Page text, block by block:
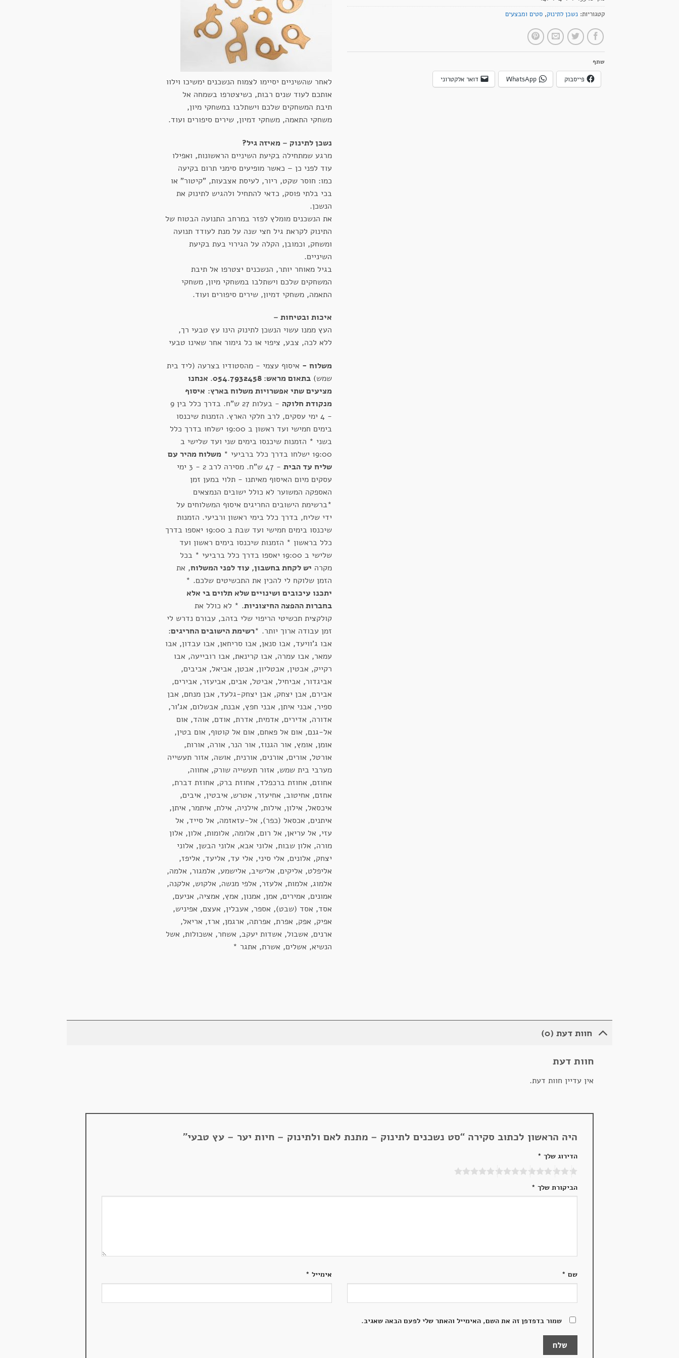
קטגוריות: נשכן לתינוק, סטים ומבצעים
שתף
פייסבוק WhatsApp דואר אלקטרוני
לאחר שהשיניים יסיימו לצמוח הנשכנים ימשיכו וילוו
אותכם לעוד שנים רבות, כשיצטרפו בשמחה אל
תיבת המשחקים שלכם וישתלבו במשחקי מיון,
משחקי התאמה, משחקי דמיון, שירים סיפורים ועוד.
נשכן לתינוק – מאיזה גיל?
מרגע שמתחילה בקיעת השיניים הראשונות, ואפילו
עוד לפני כן – כאשר מופיעים סימני תרום בקיעה
כמו: חוסר שקט, ריור, לעיסת אצבעות, "קיטור" או
בכי בלתי פוסק, כדאי להתחיל ולהגיש לתינוק את
הנשכן.
את הנשכנים מומלץ לפזר במרחב התנועה הבטוח של
התינוק לקראת גיל חצי שנה על מנת לעודד תנועה
ומשחק, וכמובן, הקלה על הגירוי בעת בקיעת
השיניים.
בגיל מאוחר יותר, הנשכנים יצטרפו אל תיבת
המשחקים שלכם וישתלבו במשחקי מיון, משחקי
התאמה, משחקי דמיון, שירים סיפורים ועוד.
איכות ובטיחות –
העץ ממנו עשוי הנשכן לתינוק הינו עץ טבעי רך,
ללא לכה, צבע, ציפוי או כל גימור אחר שאינו טבעי
משלוח - איסוף עצמי - מהסטודיו בצרעה (ליד בית
שמש) בתאום מראש: 054.7932458 . אנחנו
מציעים שתי אפשרויות משלוח בארץ: איסוף
מנקודת חלוקה
- בעלות 27 ש"ח. בדרך כלל בין 9
- 4 ימי עסקים, לרב חלקי הארץ. הזמנות שיכנסו
בימים חמישי ועד ראשון ב 19:00 ישלחו בדרך כלל
בשני * הזמנות שיכנסו בימים שני ועד שלישי ב
19:00 ישלחו בדרך כלל ברביעי *
משלוח מהיר עם
שליח עד הבית
- 47 ש"ח. מסירה לרב 2 - 3 ימי
עסקים מיום האיסוף מאיתנו - תלוי במען זמן
האספקה המשוער לא כולל ישובים הנמצאים
*ברשימת הישובים החריגים איסוף המשלוחים על
ידי שליח, בדרך כלל בימי ראשון ורביעי. הזמנות
שיכנסו בימים חמישי ועד שבת ב 19:00 יאספו בדרך
כלל בראשון * הזמנות שיכנסו בימים ראשון ועד
שלישי ב 19:00 יאספו בדרך כלל ברביעי * בכל
מקרה יש לקחת בחשבון, עוד לפני המשלוח, את
הזמן שלוקח לי להכין את התכשיטים שלכם. *
יתכנו עיכובים ושינויים שלא תלוים בי אלא
בחברות ההפצה החיצוניות. * לא כולל את
קולקצית תכשיטי הריפוי שלי בזהב, עבורם נדרש לי
זמן עבודה ארוך יותר. *רשימת הישובים החריגים:
אבו ג'וויעד, אבו סנאן, אבו סריחאן, אבו עבדון, אבו
עמאר, אבו עמרה, אבו קרינאת, אבו רובייעה, אבו
רקייק, אבטין, אבטליון, אבטן, אביאל, אביבים,
אביגדור, אביחיל, אביטל, אבים, אביעזר, אבירים,
אבירם, אבן יצחק, אבן יצחק-גלעד, אבן מנחם, אבן
ספיר, אבני איתן, אבני חפץ, אבנת, אבשלום, אג'ור,
אדורה, אדירים, אדמית, אדרת, אודם, אוהד, אום
אל-גנם, אום אל פאחם, אום אל קוטוף, אום בטין,
אומן, אומץ, אור הגנוז, אור הנר, אורה, אורות,
אורטל, אורים, אורנים, אורנית, אושה, אזור תעשייה
מערבי בית שמש, אזור תעשייה שורק, אחווה,
אחוזם, אחוזת ברכפלד, אחוזת ברק, אחוזת דברת,
אחזם, אחיטוב, אחיעזר, אטרש, איבטין, איבים,
איכסאל, אילון, אילות, אילניה, אילת, איתמר, איתן,
איתנים, אכסאל (כפר), אל-עזאזמה, אל סייד, אל
עזי, אל עריאן, אל רום, אלומה, אלומות, אלון, אלון
מורה, אלון שבות, אלוני אבא, אלוני הבשן, אלוני
יצחק, אלונים, אלי סיני, אלי עד, אליעד, אליפז,
אליפלט, אליקים, אלישיב, אלישמע, אלמגור, אלמה,
אלמוג, אלמות, אלעזר, אלפי מנשה, אלקוש, אלקנה,
אמונים, אמירים, אמן, אמנון, אמץ, אמציה, אניעם,
אסד, אסד (שבט), אספר, אעבלין, אעצם, אפיניש,
אפיק, אפק, אפרת, אפרתה, ארגמן, ארז, אריאל,
ארנים, אשבול, אשדות יעקב, אשחר, אשכולות, אשל
הנשיא, אשלים, אשרת, אתגר *
חוות דעת (0)
חוות דעת
אין עדיין חוות דעת.
היה הראשון לכתוב סקירה “סט נשכנים לתינוק – מתנת לאם ולתינוק – חיות יער – עץ טבעי”
הדירוג שלך *
הביקורת שלך *
שם * אימייל *
שמור בדפדפן זה את השם, האימייל והאתר שלי לפעם הבאה שאגיב.